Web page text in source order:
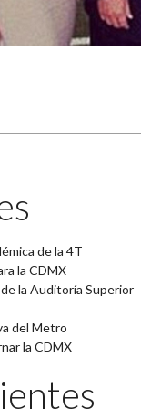
de la 4T
la CDMX
la Auditoría Superior
del Metro
la CDMX